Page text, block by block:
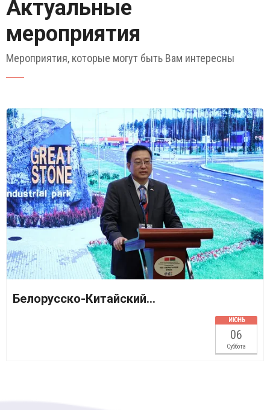
Актуальные
мероприятия
Мероприятия, которые могут быть Вам интересны
Белорусско-Китайский...
ИЮНЬ
06
Суббота